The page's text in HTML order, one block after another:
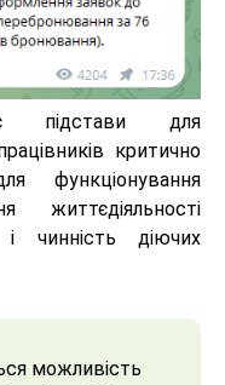
підстави для
критично
функціонування
життєдіяльності
чинність діючих
можливість